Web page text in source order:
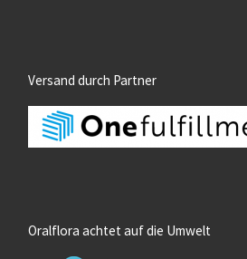
Versand durch Partner
Oralflora achtet auf die Umwelt